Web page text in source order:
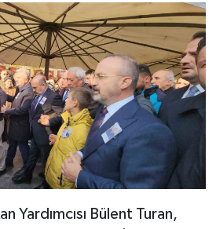
Yardımcısı Bülent Turan,